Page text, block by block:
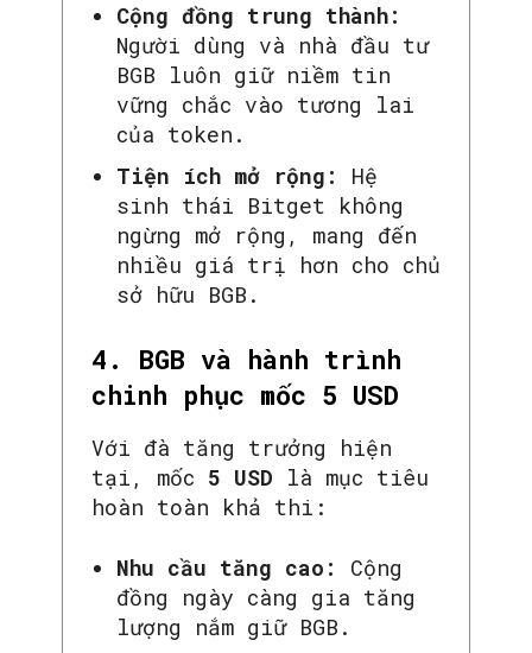
Cộng đồng trung thành:
Người dùng và nhà đầu tư
BGB luôn giữ niềm tin
vững chắc vào tương lai
của token.
Tiện ích mở rộng:
Hệ
sinh thái Bitget không
ngừng mở rộng, mang đến
nhiều giá trị hơn cho chủ
sở hữu BGB.
4. BGB và hành trình
chinh phục mốc 5 USD
Với đà tăng trưởng hiện
tại, mốc 5 USD là mục tiêu
hoàn toàn khả thi:
Nhu cầu tăng cao:
Cộng
đồng ngày càng gia tăng
lượng nắm giữ BGB.